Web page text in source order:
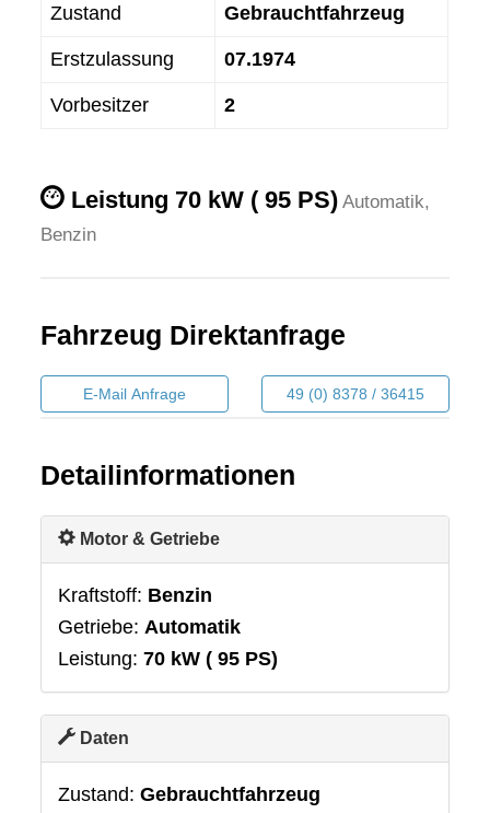
Zustand Gebrauchtfahrzeug
Erstzulassung 07.1974
Vorbesitzer 2
Leistung 70 kW ( 95 PS) Automatik,
Benzin
Fahrzeug Direktanfrage
E-Mail Anfrage 49 (0) 8378 / 36415
Detailinformationen
Motor & Getriebe
Kraftstoff: Benzin
Getriebe: Automatik
Leistung: 70 kW ( 95 PS)
Daten
Zustand: Gebrauchtfahrzeug